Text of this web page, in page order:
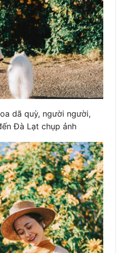
dã quỳ, người người,
Đà Lạt chụp ảnh